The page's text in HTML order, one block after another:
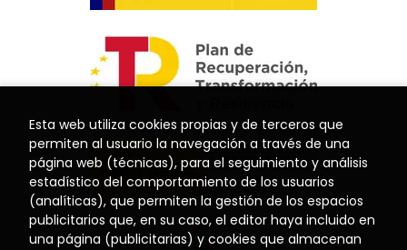
Esta web utiliza cookies propias y de terceros que
permiten al usuario la navegación a través de una
página web (técnicas), para el seguimiento y análisis
estadístico del comportamiento de los usuarios
(analíticas), que permiten la gestión de los espacios
publicitarios que, en su caso, el editor haya incluido en
una página (publicitarias) y cookies que almacenan